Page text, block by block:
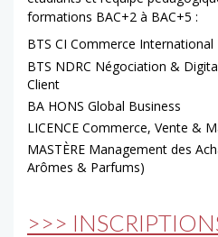
formations BAC+2 à BAC+5 :
BTS CI Commerce International
BTS NDRC Négociation &
Client
BA HONS Global Business
LICENCE Commerce, Vente &
MASTÈRE Management des
Arômes & Parfums)
>>>